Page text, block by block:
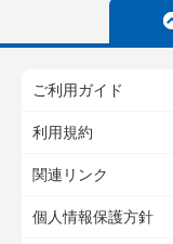
ご利用ガイド
利用規約
関連リンク
個人情報保護方針